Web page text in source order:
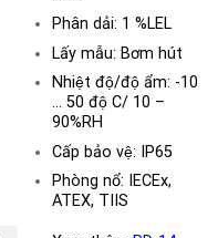
Phân dải: 1 %LEL
Lấy mẫu: Bơm hút
Nhiệt độ/độ ẩm: -10
… 50 độ C/ 10 –
90%RH
Cấp bảo vệ: IP65
Phòng nổ: IECEx,
ATEX, TIIS